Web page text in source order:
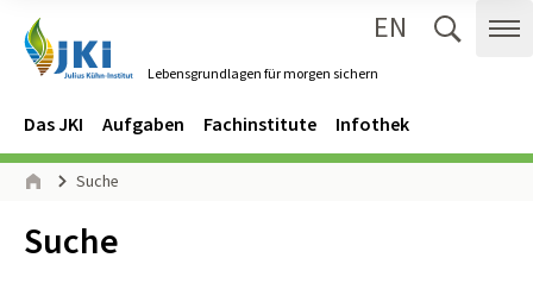
Lebensgrundlagen für morgen sichern
EN
Navigation
Hauptmenü
Das JKI Aufgaben Fachinstitute Infothek
Seitenpfad
Suche
Inhalt:
Suche